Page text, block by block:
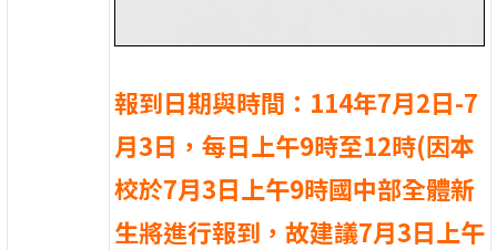
報到日期與時間：114年7月2日-7
月3日，每日上午9時至12時(因本
校於7月3日上午9時國中部全體新
生將進行報到，故建議7月3日上午